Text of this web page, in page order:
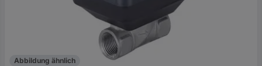
Abbildung ähnlich